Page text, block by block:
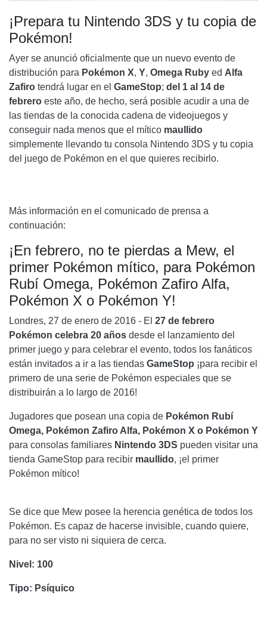
¡Prepara tu Nintendo 3DS y tu copia de
Pokémon!
Ayer se anunció oficialmente que un nuevo evento de
distribución para Pokémon X, Y, Omega Ruby ed Alfa
Zafiro tendrá lugar en el GameStop; del 1 al 14 de
febrero este año, de hecho, será posible acudir a una de
las tiendas de la conocida cadena de videojuegos y
conseguir nada menos que el mítico maullido
simplemente llevando tu consola Nintendo 3DS y tu copia
del juego de Pokémon en el que quieres recibirlo.
Más información en el comunicado de prensa a
continuación:
¡En febrero, no te pierdas a Mew, el
primer Pokémon mítico, para Pokémon
Rubí Omega, Pokémon Zafiro Alfa,
Pokémon X o Pokémon Y!
Londres, 27 de enero de 2016 - El 27 de febrero
Pokémon celebra 20 años desde el lanzamiento del
primer juego y para celebrar el evento, todos los fanáticos
están invitados a ir a las tiendas GameStop ¡para recibir el
primero de una serie de Pokémon especiales que se
distribuirán a lo largo de 2016!
Jugadores que posean una copia de Pokémon Rubí
Omega, Pokémon Zafiro Alfa, Pokémon X o Pokémon Y
para consolas familiares Nintendo 3DS pueden visitar una
tienda GameStop para recibir maullido, ¡el primer
Pokémon mítico!
Se dice que Mew posee la herencia genética de todos los
Pokémon. Es capaz de hacerse invisible, cuando quiere,
para no ser visto ni siquiera de cerca.
Nivel: 100
Tipo: Psíquico